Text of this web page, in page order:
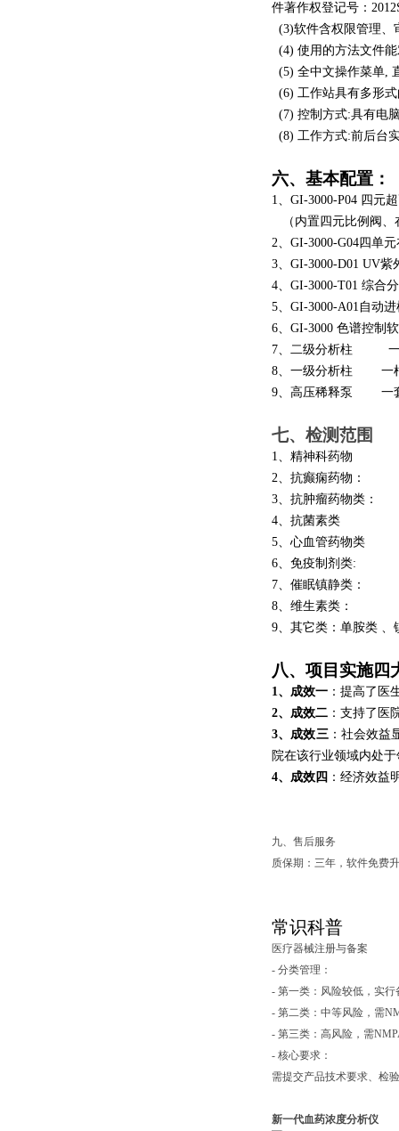
件著作权登记号：
(3)软件含权限管理、
(4) 使用的方法文件
(5) 全中文操作菜单,
(6) 工作站具有多形
(7) 控制方式:具有电
(8) 工作方式:前后台
六、基本配置：
1、GI-3000-P04 四元
（内置四元比例阀
2、GI-3000-G04四单
3、GI-3000-D01 UV
4、GI-3000-T01 综合
5、GI-3000-A01自动
6、GI-3000 色谱控制
7、二级分析柱
8、一级分析柱 一
9、高压稀释泵 一
七、 检测范围
1、精神科药物
2、抗癫痫药物：
3、抗肿瘤药物类：
4、抗菌素类
5、心血管药物类
6、免疫制剂类:
7、催眠镇静类：
8、维生素类：
9、其它类：单胺类
八、项目实施四
1、成效一 ：提高了医
2、成效二 ：支持了医
3、成效三：社会效益
院在该行业领域内处
4、成效四 ：经济效益
九、售后服务
质保期：三年，软件免费
常识科普
医疗器械注册与备案
- 分类管理：
- 第一类：风险较低，实
- 第二类：中等风险，需
- 第三类：高风险，需
- 核心要求：
需提交产品技术要求、检
新一代血药浓度分析仪